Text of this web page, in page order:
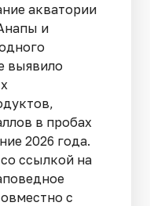
акватории
и
выявило
в пробах
2026 года.
ссылкой на
с